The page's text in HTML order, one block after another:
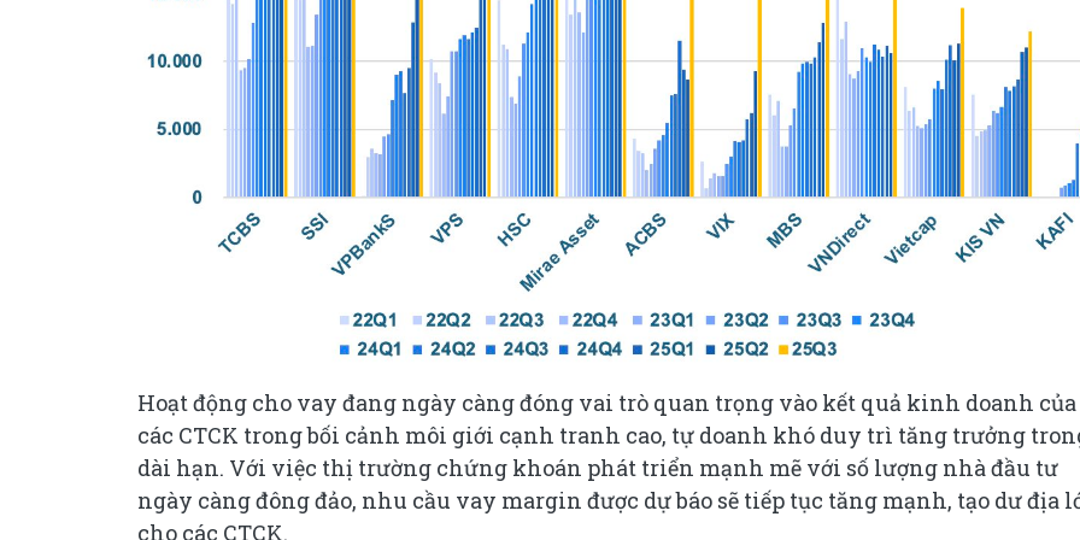
Hoạt động cho vay đang ngày càng đóng vai trò quan trọng vào kết quả kinh doanh của
các CTCK trong bối cảnh môi giới cạnh tranh cao, tự doanh khó duy trì tăng trưởng
dài hạn. Với việc thị trường chứng khoán phát triển mạnh mẽ với số lượng nhà đầu tư
ngày càng đông đảo, nhu cầu vay margin được dự báo sẽ tiếp tục tăng mạnh, tạo dư địa
cho các CTCK.